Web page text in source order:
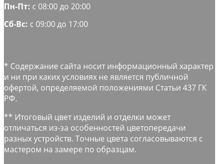
Пн-Пт: с 08:00 до 20:00
Сб-Вс: с 09:00 до 17:00
* Содержание сайта носит информационный характер
и ни при каких условиях не является публичной
офертой, определяемой положениями Статьи 437 ГК
РФ.
** Итоговый цвет изделий и отделки может
отличаться из-за особенностей цветопередачи
разных устройств. Точные цвета согласовываются с
мастером на замере по образцам.